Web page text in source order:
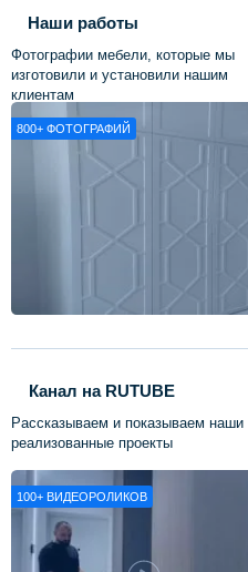
Наши работы
Фотографии мебели, которые мы
изготовили и установили нашим
клиентам
800+ ФОТОГРАФИЙ
Канал на RUTUBE
Рассказываем и показываем наши
реализованные проекты
100+ ВИДЕОРОЛИКОВ